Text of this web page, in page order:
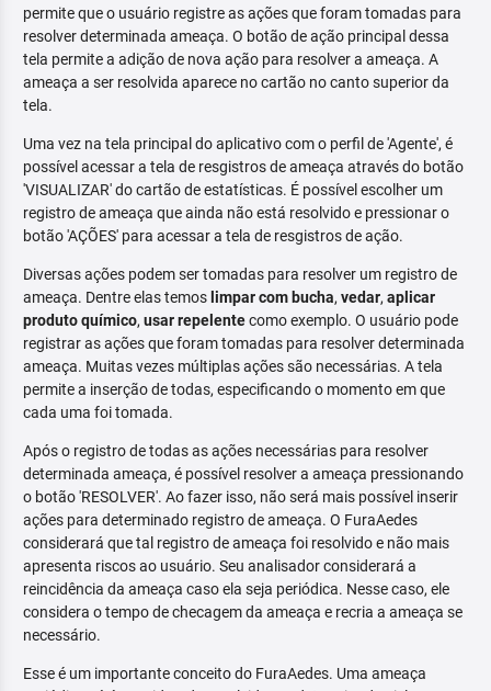
permite que o usuário registre as ações que foram tomadas para
resolver determinada ameaça. O botão de ação principal dessa
tela permite a adição de nova ação para resolver a ameaça. A
ameaça a ser resolvida aparece no cartão no canto superior da
tela.
Uma vez na tela principal do aplicativo com o perfil de 'Agente', é
possível acessar a tela de resgistros de ameaça através do botão
'VISUALIZAR' do cartão de estatísticas. É possível escolher um
registro de ameaça que ainda não está resolvido e pressionar o
botão 'AÇÕES' para acessar a tela de resgistros de ação.
Diversas ações podem ser tomadas para resolver um registro de
ameaça. Dentre elas temos limpar com bucha, vedar, aplicar
produto químico, usar repelentecomo exemplo. O usuário pode
registrar as ações que foram tomadas para resolver determinada
ameaça. Muitas vezes múltiplas ações são necessárias. A tela
permite a inserção de todas, especificando o momento em que
cada uma foi tomada.
Após o registro de todas as ações necessárias para resolver
determinada ameaça, é possível resolver a ameaça pressionando
o botão 'RESOLVER'. Ao fazer isso, não será mais possível inserir
ações para determinado registro de ameaça. O FuraAedes
considerará que tal registro de ameaça foi resolvido e não mais
apresenta riscos ao usuário. Seu analisador considerará a
reincidência da ameaça caso ela seja periódica. Nesse caso, ele
considera o tempo de checagem da ameaça e recria a ameaça se
necessário.
Esse é um importante conceito do FuraAedes. Uma ameaça